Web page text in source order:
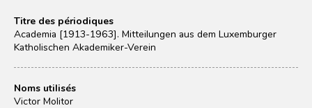
Titre des périodiques
Academia [1913-1963]. Mitteilungen aus dem Luxemburger
Katholischen Akademiker-Verein
Noms utilisés
Victor Molitor